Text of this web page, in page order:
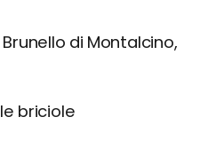
di Montalcino,
briciole